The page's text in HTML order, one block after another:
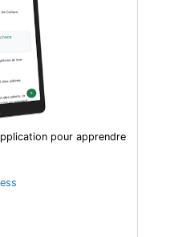
pour apprendre